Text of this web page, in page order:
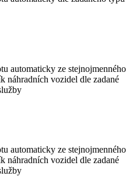
automaticky ze stejnojmenného
náhradních vozidel dle zadané
automaticky ze stejnojmenného
náhradních vozidel dle zadané